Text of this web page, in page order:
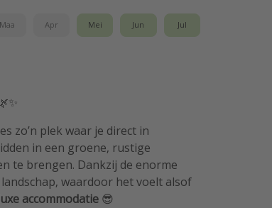
Maa Apr Mei Jun Jul
zo’n plek waar je direct in
in een groene, rustige
te brengen. Dankzij de enorme
waardoor het voelt alsof
accommodatie 😎